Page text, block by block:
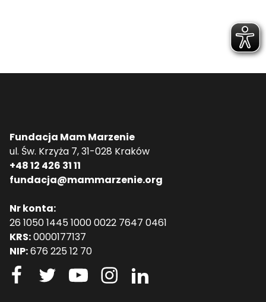
Fundacja Mam Marzenie
ul. Św. Krzyża 7, 31-028 Kraków
+48 12 426 31 11
fundacja@mammarzenie.org
Nr konta:
26 1050 1445 1000 0022 7647 0461
KRS:0000177137
NIP:676 225 12 70